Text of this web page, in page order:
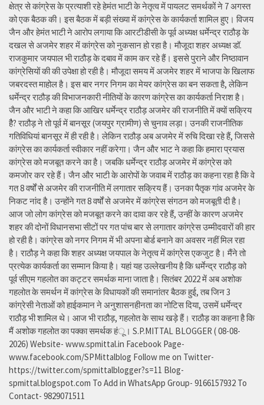
क्षेत्र से कांग्रेस के प्रत्याशी रहे हेमंत भाटी के नेतृत्व में पायलट समर्थकों ने 7 अगस्त
को एक बैठक की। इस बैठक में बड़ी संख्या में कांग्रेस के कार्यकर्ता शामिल हुए। विजय
जैन और हेमंत भाटी ने आरोप लगाया कि आरटीडीसी के पूर्व अध्यक्ष धर्मेन्द्र राठौड़ के
दखल से अजमेर शहर में कांग्रेस को नुकसान हो रहा है। मौजूदा शहर अध्यक्ष डॉ.
राजकुमार जयपाल भी राठौड़ के दबाव में काम कर रहे हैं। इससे पुराने और निष्ठावान
कांग्रेसियों की की उपेक्षा हो रही है। मौजूदा समय में अजमेर शहर में भाजपा के खिलाफ
जबरदस्त माहोल है। इस बार नगर निगम का मेयर कांग्रेस का बन सकता है, लेकिन
धर्मेन्द्र राठौड़ की विभाजनकारी नीतियों के कारण कांग्रेस का कार्यकर्ता निराश है।
जैन और भाटी ने कहा कि आखिर धर्मेन्द्र राठौड़ अजमेर की राजनीति में क्यों सक्रिय
हैै? राठौड़ ने तो पूर्व में बानसूर (जयपुर ग्रामीण) से चुनाव लड़ा। उनकी राजनीतिक
गतिविधियां बानसूर में ही रही है। लेकिन राठौड़ अब अजमेर में रुचि दिखा रहे हैं, जिससे
कांग्रेस का कार्यकर्ता स्वीकार नहीं करेगा। जैन और भाट ने कहा कि हमारा प्रयास
कांग्रेस को मजबूत करने का है। जबकि धर्मेन्द्र राठौड़ अजमेर में कांग्रेस को
कमजोर कर रहे हैं। जैन और भाटी के आरोपों के जवाब में राठौड़ का कहना रहा है कि वे
गत 8 वर्षों से अजमेर की राजनीति में लगातार सक्रिय हैं। उनका पैतृक गांव अजमेर के
निकट नांद है। उन्होंने गत 8 वर्षों से अजमेर में कांग्रेस संगठन को मजबूती दी है।
आज जो लोग कांग्रेस को मजबूत करने का दावा कर रहे हैं, उन्हीं के कारण अजमेर
शहर की दोनों विधानसभा सीटों पर गत पांच बार से लगातार कांग्रेस उम्मीदवारों की हार
हो रही है। कांग्रेस को नगर निगम में भी अपना बोर्ड बनाने का अवसर नहीं मिल रहा
है। राठौड़ ने कहा कि शहर अध्यक्ष जयपाल के नेतृत्व में कांग्रेस एकजुट है। मैंने तो
प्रत्येक कार्यकर्ता का सम्मान किया है। यहां यह उल्लेखनीय है कि धर्मेन्द्र राठौड़ को
पूर्व सीएम गहलोत का कट्टर समर्थक माना जाता है। सितंबर 2022 में अब अशोक
गहलोत के समर्थन में कांग्रेस के विधायकों की समानांतर बैठक हुई, तब जिन 3
कांग्रेसी नेताओं को हाईकमान ने अनुशासनहीनता का नोटिस दिया, उसमें धर्मेन्द्र
राठौड़ भी शामिल थे। आज भी राठौड़, गहलोत के साथ खड़े हैं। राठौड़ का कहना है कि
मैं अशोक गहलोत का पक्का समर्थक हंू। S.P.MITTAL BLOGGER ( 08-08-
2026) Website- www.spmittal.in Facebook Page-
www.facebook.com/SPMittalblog Follow me on Twitter-
https://twitter.com/spmittalblogger?s=11 Blog-
spmittal.blogspot.com To Add in WhatsApp Group- 9166157932 To
Contact- 9829071511